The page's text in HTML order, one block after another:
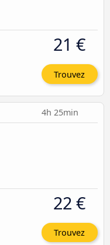
21 €
Trouvez
4h 25min
22 €
Trouvez